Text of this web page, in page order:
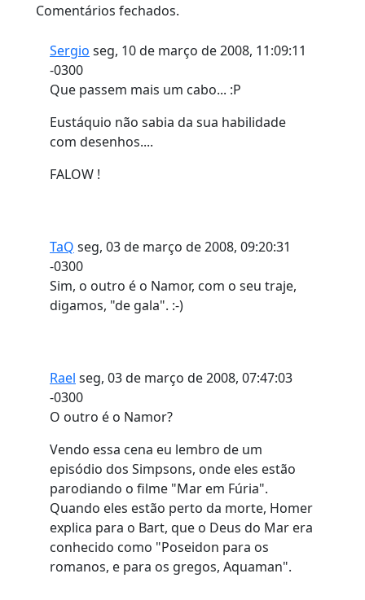
Comentários fechados.
Sergio seg, 10 de março de 2008, 11:09:11
-0300
Que passem mais um cabo... :P
Eustáquio não sabia da sua habilidade
com desenhos....
FALOW !
TaQ seg, 03 de março de 2008, 09:20:31
-0300
Sim, o outro é o Namor, com o seu traje,
digamos, "de gala". :-)
Rael seg, 03 de março de 2008, 07:47:03
-0300
O outro é o Namor?
Vendo essa cena eu lembro de um
episódio dos Simpsons, onde eles estão
parodiando o filme "Mar em Fúria".
Quando eles estão perto da morte, Homer
explica para o Bart, que o Deus do Mar era
conhecido como "Poseidon para os
romanos, e para os gregos, Aquaman".